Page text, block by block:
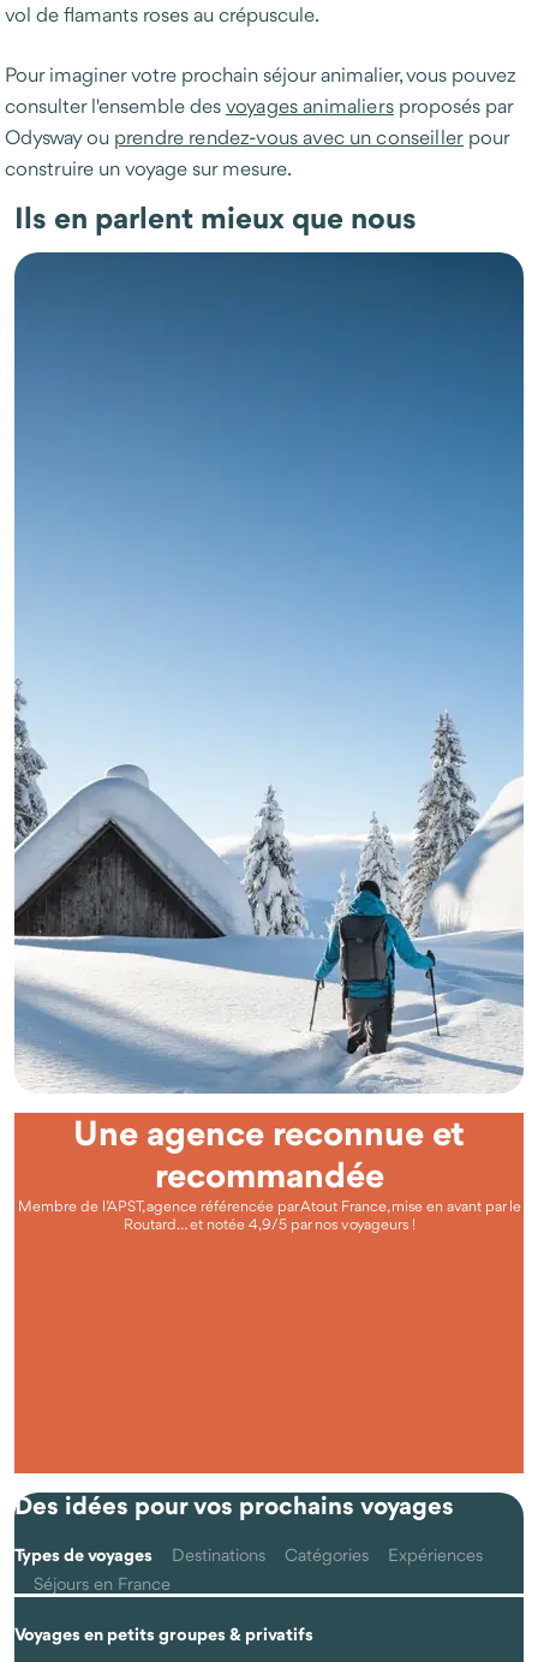
vol de flamants roses au crépuscule.
Pour imaginer votre prochain séjour animalier, vous pouvez
consulter l'ensemble desvoyages animaliersproposés par
Odysway ou prendre rendez-vous avec un conseiller pour
construire un voyage sur mesure.
Ils en parlent mieux que nous
Une agence reconnue et
recommandée
Membre de l’APST, agence référencée par Atout France, mise en avant par le
Routard… et notée 4,9/5 par nos voyageurs !
Des idées pour vos prochains voyages
Types de voyages Destinations Catégories
Expériences
Séjours en France
Voyages en petits groupes & privatifs